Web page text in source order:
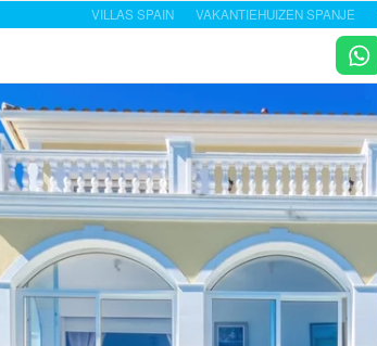
VILLAS SPAIN VAKANTIEHUIZEN SPANJE